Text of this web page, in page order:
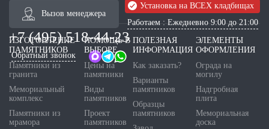
Вызов менеджера
Установка на ВСЕХ кладбищах
Работаем : Ежедневно 9:00 до 21:00
+7 (495) 518-44-23
Обратный звонок
ИЗГОТОВЛЕНИЕ
ПАМЯТНИКОВ
Памятники из
гранита
Мемориальный
комплекс
Памятники из
мрамора
ПОМОЩЬ В
ВЫБОРЕ
Цены на
памятники
Виды
памятников
Проект
памятников
ПОЛЕЗНАЯ
ИНФОРМАЦИЯ
Как заказать?
Варианты
памятников
Образцы
памятников
ЭЛЕМЕНТЫ
ОФОРМЛЕНИЯ
Ограда на
могилу
Надгробная
плита
Мемориальная
доска